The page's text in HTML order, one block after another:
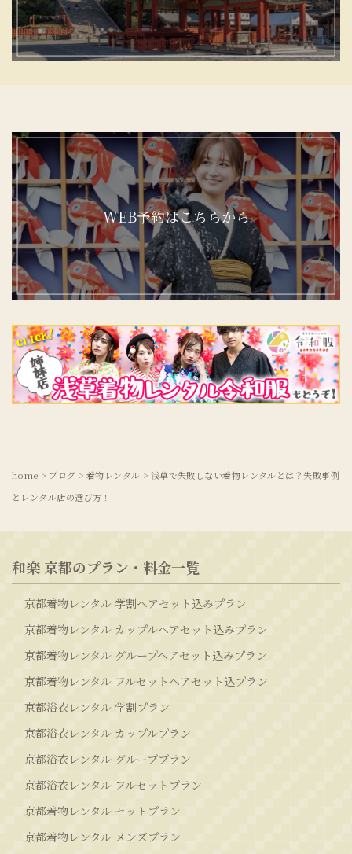
WEB予約はこちらから
home > ブログ > 着物レンタル > 浅草で失敗しない着物レンタルとは？失敗事例
とレンタル店の選び方！
和楽 京都のプラン・料金一覧
京都着物レンタル 学割ヘアセット込みプラン
京都着物レンタル カップルヘアセット込みプラン
京都着物レンタル グループヘアセット込みプラン
京都着物レンタル フルセットヘアセット込プラン
京都浴衣レンタル 学割プラン
京都浴衣レンタル カップルプラン
京都浴衣レンタル グループプラン
京都浴衣レンタル フルセットプラン
京都着物レンタル セットプラン
京都着物レンタル メンズプラン